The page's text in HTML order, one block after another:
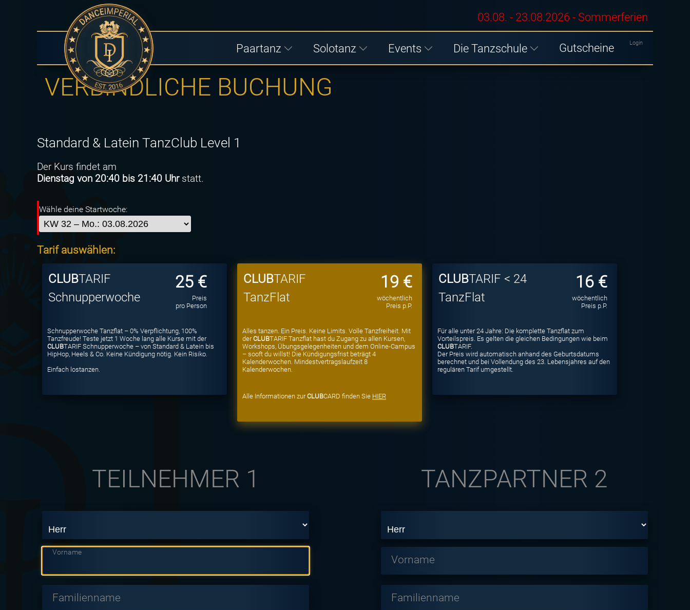
Paartanz Solotanz Events Die Tanzschule Gutscheine Login
03.08. - 23.08.2026 - Sommerferien
VERBINDLICHE BUCHUNG
Standard & Latein TanzClub Level 1
Der Kurs findet am
Dienstag von 20:40 bis 21:40 Uhrstatt.
Wähle deine Startwoche:
Tarif auswählen:
CLUBTARIF
Schnupperwoche
25 €
Preis
pro Person
Schnupperwoche Tanzflat – 0% Verpflichtung, 100%
Tanzfreude! Teste jetzt 1 Woche lang alle Kurse mit der
CLUBTARIF Schnupperwoche – von Standard & Latein bis
HipHop, Heels & Co. Keine Kündigung nötig. Kein Risiko.
Einfach lostanzen.
CLUBTARIF
TanzFlat
19 €
wöchentlich
Preis p.P.
Alles tanzen. Ein Preis. Keine Limits. Volle Tanzfreiheit. Mit
derCLUBTARIF Tanzflat hast du Zugang zu allen Kursen,
Workshops, Übungsgelegenheiten und dem Online-Campus
– sooft du willst! Die Kündigungsfrist beträgt 4
Kalenderwochen. Mindestvertragslaufzeit 8
Kalenderwochen.
Alle Informationen zurCLUBCARD finden Sie HIER
CLUBTARIF < 24
TanzFlat
16 €
wöchentlich
Preis p.P.
Für alle unter 24 Jahre: Die komplette Tanzflat zum
Vorteilspreis. Es gelten die gleichen Bedingungen wie beim
CLUBTARIF.
Der Preis wird automatisch anhand des Geburtsdatums
berechnet und bei Vollendung des 23. Lebensjahres auf den
regulären Tarif umgestellt.
TEILNEHMER 1
Vorname
Familienname
TANZPARTNER 2
Vorname
Familienname